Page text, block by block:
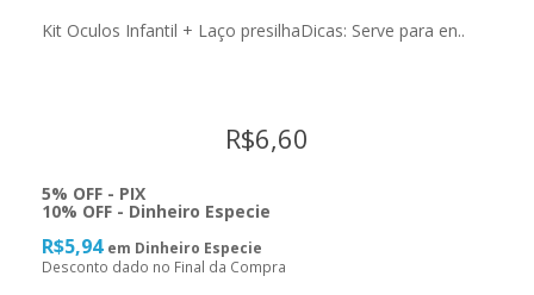
Kit Oculos Infantil + Laço presilhaDicas: Serve para en..
R$6,60
5% OFF - PIX
10% OFF - Dinheiro Especie
R$5,94 em Dinheiro Especie
Desconto dado no Final da Compra